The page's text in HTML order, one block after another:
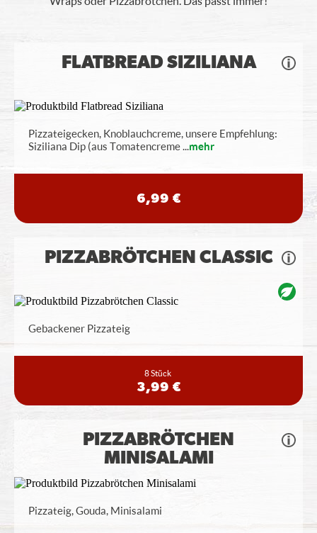
FLATBREAD SIZILIANA
Pizzateigecken, Knoblauchcreme, unsere Empfehlung:
Siziliana Dip (aus Tomatencreme...mehr
6,99 €
PIZZABRÖTCHEN CLASSIC
Gebackener Pizzateig
8 Stück
3,99 €
PIZZABRÖTCHEN
MINISALAMI
Pizzateig, Gouda, Minisalami